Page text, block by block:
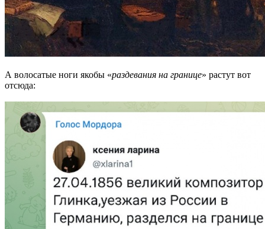
А волосатые ноги якобы «раздевания на границе» растут вот
отсюда: